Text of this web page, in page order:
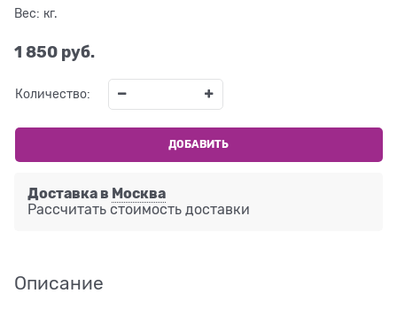
Вес: кг.
1 850 руб.
Количество:
ДОБАВИТЬ
Доставка в Москва
Рассчитать стоимость доставки
Описание